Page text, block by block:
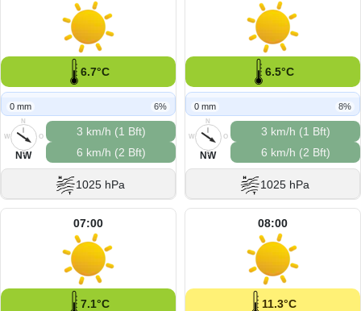
6.7°C
0 mm 6%
N
O
S
W
NW
3 km/h (1 Bft)
6 km/h (2 Bft)
1025 hPa
6.5°C
0 mm 8%
N
O
S
W
NW
3 km/h (1 Bft)
6 km/h (2 Bft)
1025 hPa
07:00
7.1°C
08:00
11.3°C